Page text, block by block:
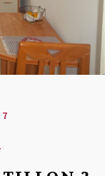
AVIS CLIENT
MON